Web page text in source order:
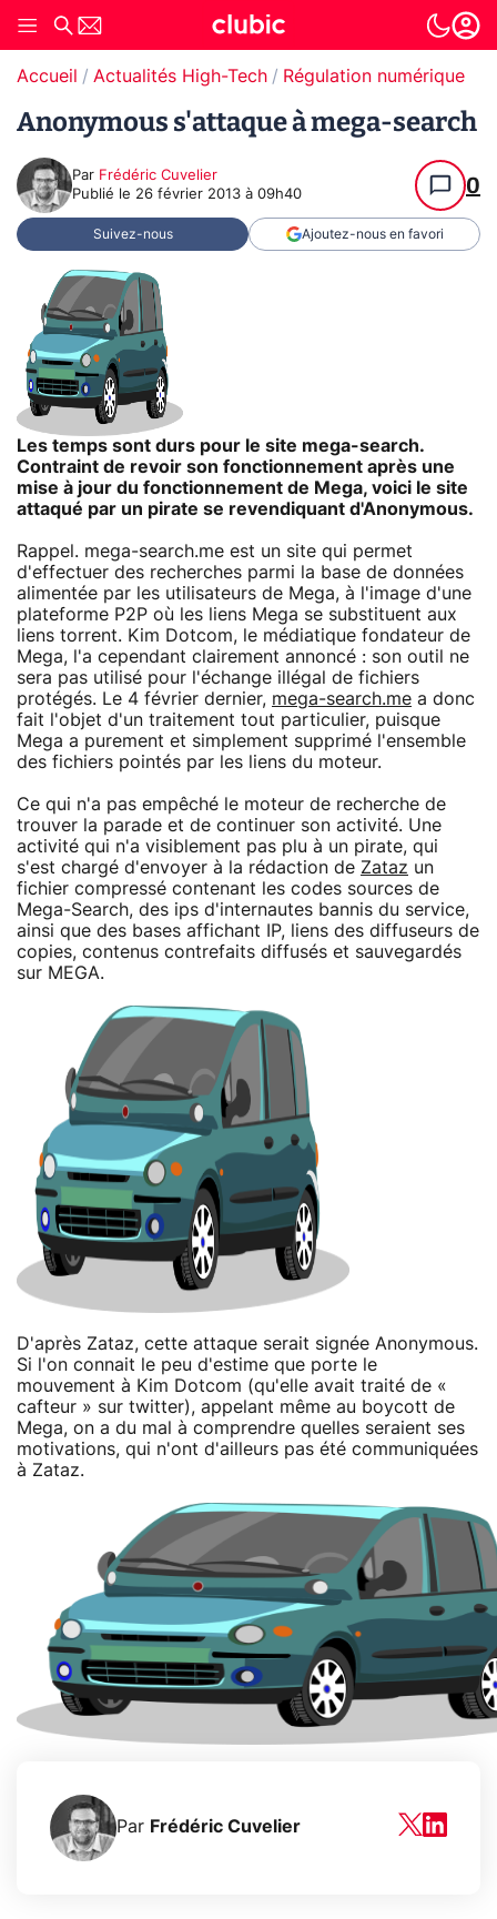
Accueil Actualités High-Tech Régulation numérique
Anonymous s'attaque à mega-search
Par Frédéric Cuvelier
Publié le 26 février 2013 à 09h40 0
Suivez-nous Ajoutez-nous en favori
Les temps sont durs pour le site mega-search.
Contraint de revoir son fonctionnement après une
mise à jour du fonctionnement de Mega, voici le site
attaqué par un pirate se revendiquant d'Anonymous.
Rappel. mega-search.me est un site qui permet
d'effectuer des recherches parmi la base de données
alimentée par les utilisateurs de Mega, à l'image d'une
plateforme P2P où les liens Mega se substituent aux
liens torrent. Kim Dotcom, le médiatique fondateur de
Mega, l'a cependant clairement annoncé : son outil ne
sera pas utilisé pour l'échange illégal de fichiers
protégés. Le 4 février dernier, mega-search.me a donc
fait l'objet d'un traitement tout particulier, puisque
Mega a purement et simplement supprimé l'ensemble
des fichiers pointés par les liens du moteur.
Ce qui n'a pas empêché le moteur de recherche de
trouver la parade et de continuer son activité. Une
activité qui n'a visiblement pas plu à un pirate, qui
s'est chargé d'envoyer à la rédaction de Zataz un
fichier compressé contenant les codes sources de
Mega-Search, des ips d'internautes bannis du service,
ainsi que des bases affichant IP, liens des diffuseurs de
copies, contenus contrefaits diffusés et sauvegardés
sur MEGA.
D'après Zataz, cette attaque serait signée Anonymous.
Si l'on connait le peu d'estime que porte le
mouvement à Kim Dotcom (qu'elle avait traité de «
cafteur » sur twitter), appelant même au boycott de
Mega, on a du mal à comprendre quelles seraient ses
motivations, qui n'ont d'ailleurs pas été communiquées
à Zataz.
Par Frédéric Cuvelier